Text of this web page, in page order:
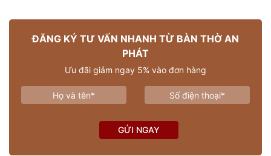
ĐĂNG KÝ TƯ VẤN NHANH TỪ BÀN THỜ AN
PHÁT
Ưu đãi giảm ngay 5% vào đơn hàng
GỬI NGAY